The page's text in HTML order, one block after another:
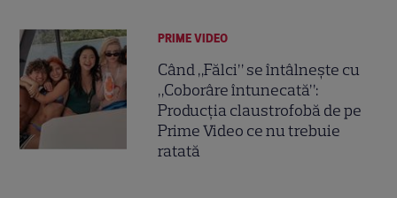
PRIME VIDEO
Când „Fălci” se întâlnește cu
„Coborâre întunecată”:
Producția claustrofobă de pe
Prime Video ce nu trebuie
ratată